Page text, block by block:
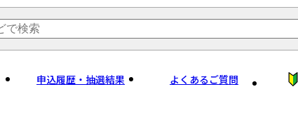
申込履歴・抽選結果 よくあるご質問